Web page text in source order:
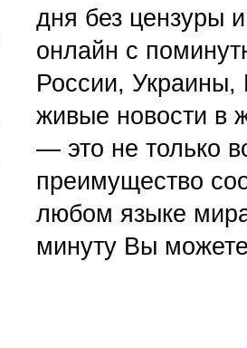
дня без цензуры
онлайн с
России,
живые новости в
— это не только
преимущество
любом языке
минуту Вы